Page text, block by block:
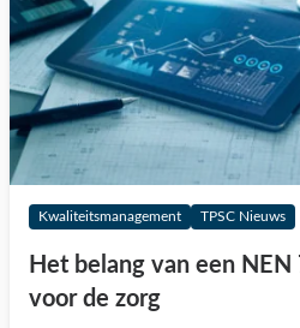
Kwaliteitsmanagement TPSC Nieuws
Het belang van een
voor de zorg